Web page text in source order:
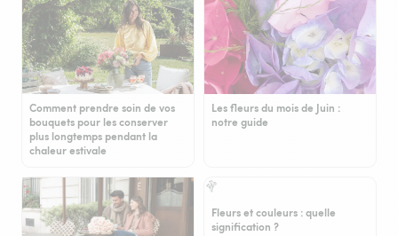
Comment prendre soin de vos
bouquets pour les conserver
plus longtemps pendant la
chaleur estivale
Les fleurs du mois de Juin :
notre guide
Fleurs et couleurs : quelle
signification ?